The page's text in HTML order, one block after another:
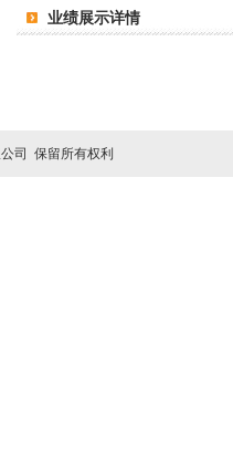
业绩展示详情
司 保留所有权利